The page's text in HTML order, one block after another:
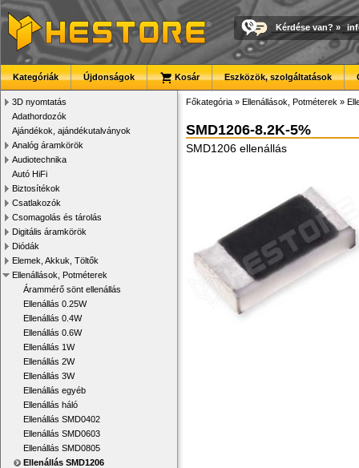
Kérdése van? »
Kategóriák Újdonságok Kosár Eszközök, szolgáltatások
3D nyomtatás
Adathordozók
Ajándékok, ajándékutalványok
Analóg áramkörök
Audiotechnika
Autó HiFi
Biztosítékok
Csatlakozók
Csomagolás és tárolás
Digitális áramkörök
Diódák
Elemek, Akkuk, Töltők
Ellenállások, Potméterek
Árammérő sönt ellenállás
Ellenállás 0.25W
Ellenállás 0.4W
Ellenállás 0.6W
Ellenállás 1W
Ellenállás 2W
Ellenállás 3W
Ellenállás egyéb
Ellenállás háló
Ellenállás SMD0402
Ellenállás SMD0603
Ellenállás SMD0805
Ellenállás SMD1206
Főkategória » Ellenállások, Potméterek »
SMD1206-8.2K-5%
SMD1206 ellenállás